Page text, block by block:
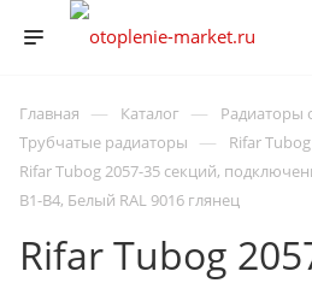
Главная — Каталог — Радиаторы
Трубчатые радиаторы — Rifar Tubog
Rifar Tubog 2057-35 секций,
B1-B4, Белый RAL 9016 глянец
Rifar Tubog